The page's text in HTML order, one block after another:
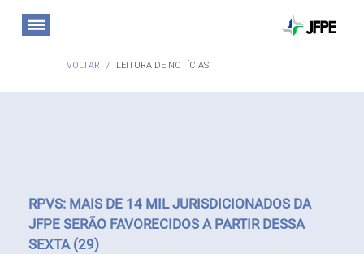
VOLTAR LEITURA DE NOTÍCIAS
RPVS: MAIS DE 14 MIL JURISDICIONADOS DA
JFPE SERÃO FAVORECIDOS A PARTIR DESSA
SEXTA (29)